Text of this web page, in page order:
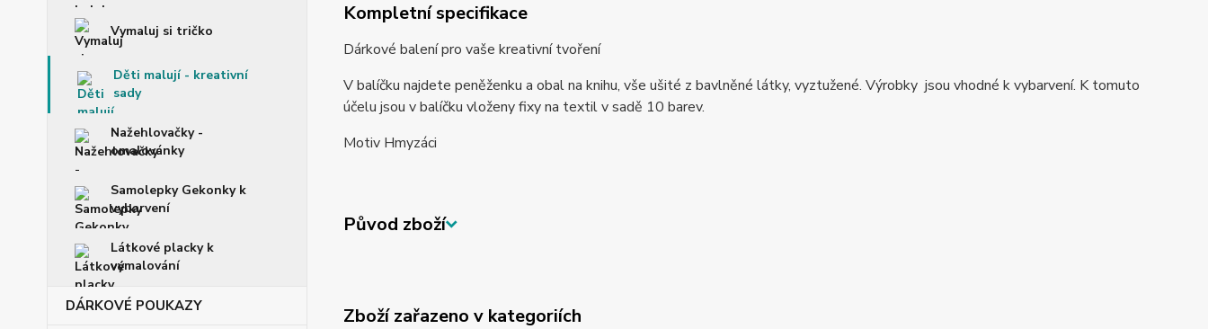
Vymaluj si tričko
Děti malují - kreativní
sady
Nažehlovačky -
omalovánky
Samolepky Gekonky k
vybarvení
Látkové placky k
vymalování
DÁRKOVÉ POUKAZY
Kompletní specifikace
Dárkové balení pro vaše kreativní tvoření
V balíčku najdete peněženku a obal na knihu, vše ušité z bavlněné látky, vyztužené. Výrobky jsou vhodné k vybarvení. K tomuto
účelu jsou v balíčku vloženy fixy na textil v sadě 10 barev.
Motiv Hmyzáci
Původ zboží
Zboží zařazeno v kategoriích